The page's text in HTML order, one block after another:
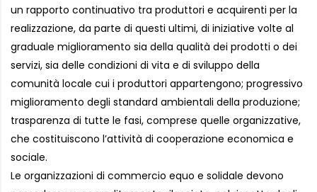
un rapporto continuativo tra produttori e acquirenti per la
realizzazione, da parte di questi ultimi, di iniziative volte al
graduale miglioramento sia della qualità dei prodotti o dei
servizi, sia delle condizioni di vita e di sviluppo della
comunità locale cui i produttori appartengono; progressivo
miglioramento degli standard ambientali della produzione;
trasparenza di tutte le fasi, comprese quelle organizzative,
che costituiscono l’attività di cooperazione economica e
sociale.
Le organizzazioni di commercio equo e solidale devono